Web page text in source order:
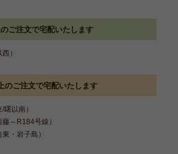
ご注文で宅配いたします
）
のご注文で宅配いたします
以南）
～R184号線）
・岩子島）